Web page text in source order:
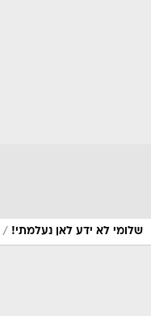
שלומי לא ידע לאן נעלמתי! /